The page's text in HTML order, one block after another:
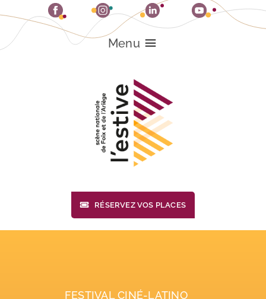
contenu
Menu
RÉSERVEZ VOS PLACES
FESTIVAL CINÉ-LATINO